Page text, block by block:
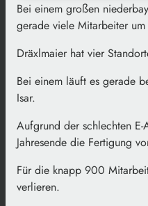
Bei einem großen
gerade viele Mitarbeiter um
Dräxlmaier hat vier
Bei einem läuft es gerade
Isar.
Aufgrund der schlechten
Jahresende die Fertigung
Für die knapp 900
verlieren.